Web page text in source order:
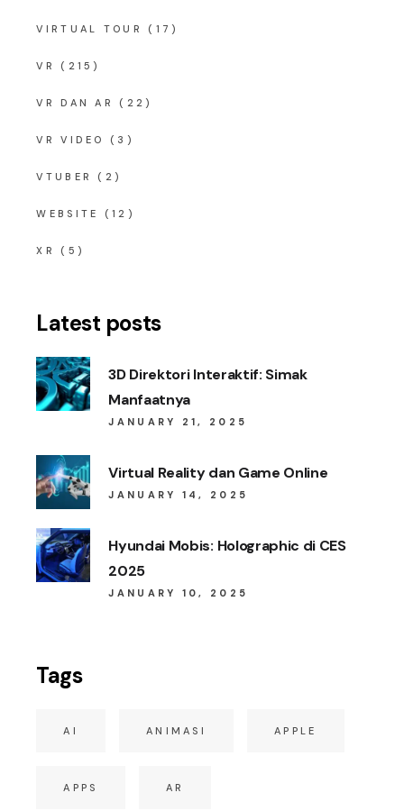
VIRTUAL TOUR (17)
VR (215)
VR DAN AR (22)
VR VIDEO (3)
VTUBER (2)
WEBSITE (12)
XR (5)
Latest posts
3D Direktori Interaktif: Simak
Manfaatnya
JANUARY 21, 2025
Virtual Reality dan Game Online
JANUARY 14, 2025
Hyundai Mobis: Holographic di CES
2025
JANUARY 10, 2025
Tags
AI ANIMASI APPLE
APPS AR